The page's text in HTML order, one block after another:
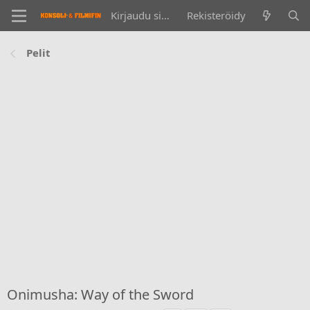
Kirjaudu sisään Rekisteröidy
Pelit
Onimusha: Way of the Sword